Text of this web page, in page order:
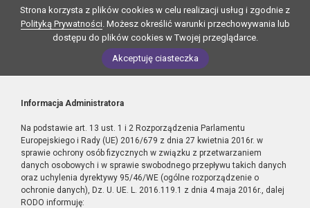
Strona korzysta z plików cookies w celu realizacji usług i zgodnie z
Polityką Prywatności. Możesz określić warunki przechowywania lub
dostępu do plików cookies w Twojej przeglądarce.
Akceptuję ciasteczka
Informacja Administratora
Na podstawie art. 13 ust. 1 i 2 Rozporządzenia Parlamentu
Europejskiego i Rady (UE) 2016/679 z dnia 27 kwietnia 2016r. w
sprawie ochrony osób fizycznych w związku z przetwarzaniem
danych osobowych i w sprawie swobodnego przepływu takich danych
oraz uchylenia dyrektywy 95/46/WE (ogólne rozporządzenie o
ochronie danych), Dz. U. UE. L. 2016.119.1 z dnia 4 maja 2016r., dalej
RODO informuję: